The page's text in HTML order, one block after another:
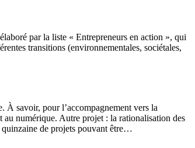
par la liste « Entrepreneurs en action », qui
transitions (environnementales, sociétales,
À savoir, pour l’accompagnement vers la
numérique. Autre projet : la rationalisation des
quinzaine de projets pouvant être…